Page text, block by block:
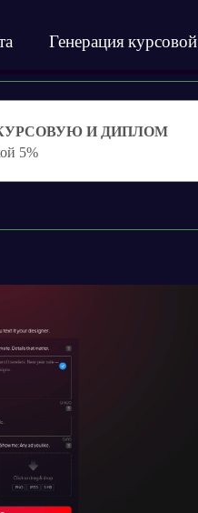
Генерация курсовой
И ДИПЛОМ
5%